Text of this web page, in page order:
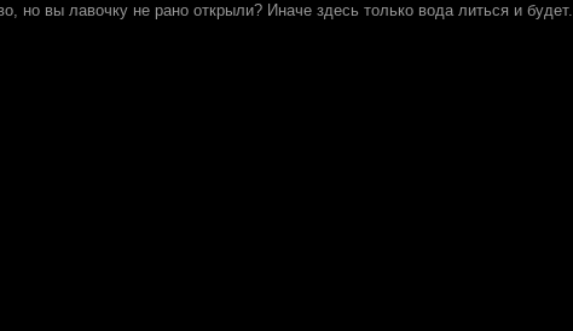
но вы лавочку не рано открыли? Иначе здесь только вода литься и будет.